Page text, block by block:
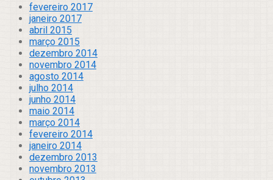
fevereiro 2017
janeiro 2017
abril 2015
março 2015
dezembro 2014
novembro 2014
agosto 2014
julho 2014
junho 2014
maio 2014
março 2014
fevereiro 2014
janeiro 2014
dezembro 2013
novembro 2013